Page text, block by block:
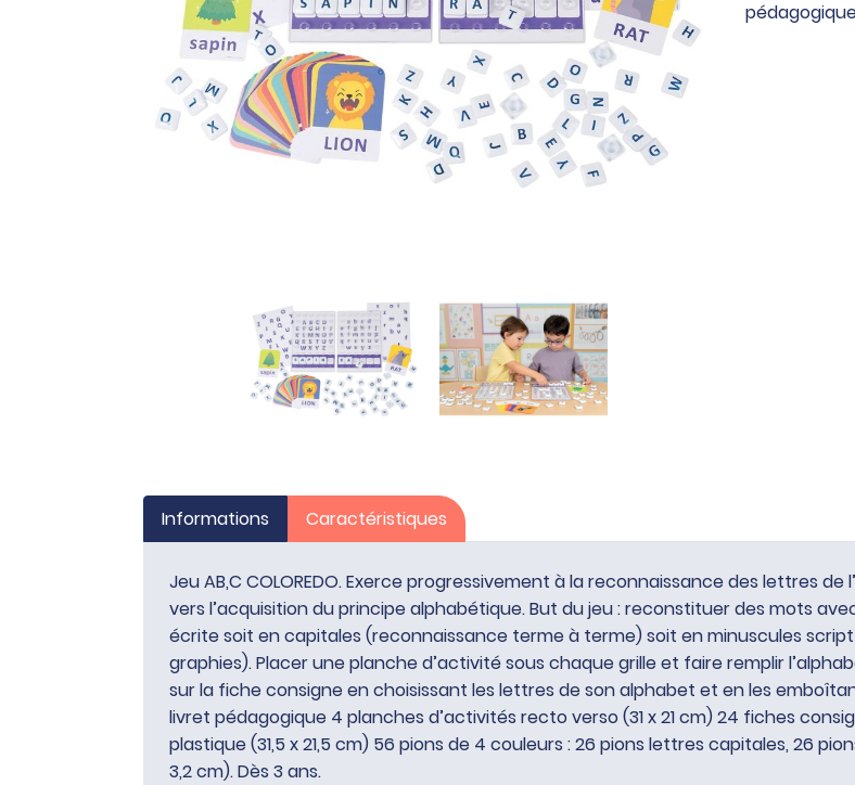
Informations Caractéristiques
Jeu AB,C COLOREDO. Exerce progressivement à la reconnaissance des lettres
vers l’acquisition du principe alphabétique. But du jeu : reconstituer des mots
écrite soit en capitales (reconnaissance terme à terme) soit en minuscules
graphies). Placer une planche d’activité sous chaque grille et faire remplir
sur la fiche consigne en choisissant les lettres de son alphabet et en les
livret pédagogique 4 planches d’activités recto verso (31 x 21 cm) 24 fiches
plastique (31,5 x 21,5 cm) 56 pions de 4 couleurs : 26 pions lettres capitales, 26
3,2 cm). Dès 3 ans.